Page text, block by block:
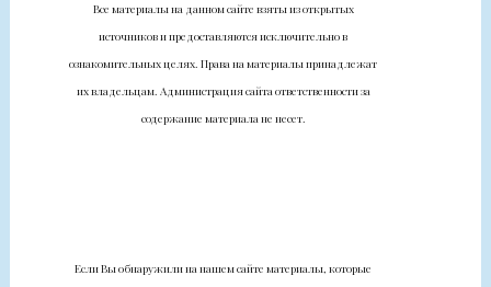
Все материалы на данном сайте взяты из открытых
источников и предоставляются исключительно в
ознакомительных целях. Права на материалы принадлежат
их владельцам. Администрация сайта ответственности за
содержание материала не несет.
Если Вы обнаружили на нашем сайте материалы, которые